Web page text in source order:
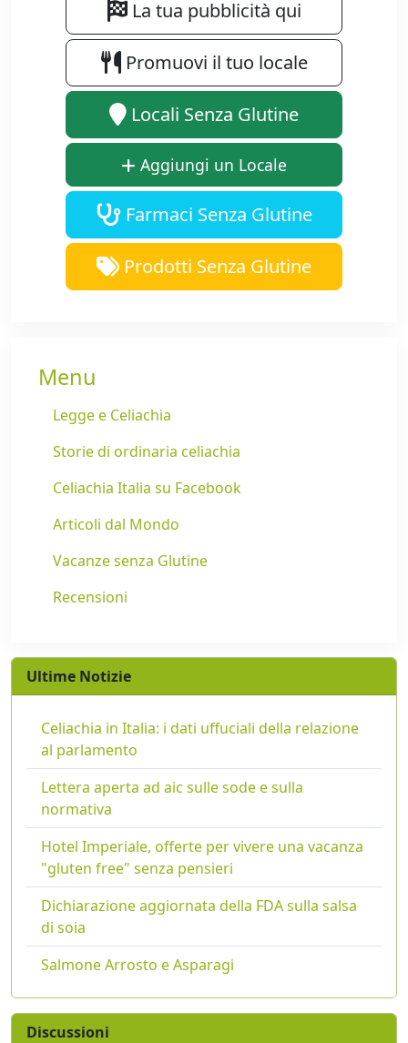
La tua pubblicità qui
Promuovi il tuo locale
Locali Senza Glutine
Aggiungi un Locale
Farmaci Senza Glutine
Prodotti Senza Glutine
Menu
Legge e Celiachia
Storie di ordinaria celiachia
Celiachia Italia su Facebook
Articoli dal Mondo
Vacanze senza Glutine
Recensioni
Ultime Notizie
Celiachia in Italia: i dati uffuciali della relazione
al parlamento
Lettera aperta ad aic sulle sode e sulla
normativa
Hotel Imperiale, offerte per vivere una vacanza
"gluten free" senza pensieri
Dichiarazione aggiornata della FDA sulla salsa
di soia
Salmone Arrosto e Asparagi
Discussioni